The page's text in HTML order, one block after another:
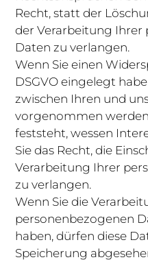
Recht, statt der
der Verarbeitung Ihrer
Daten zu verlangen.
Wenn Sie einen
DSGVO eingelegt
zwischen Ihren und
vorgenommen
feststeht, wessen
Sie das Recht, die
Verarbeitung Ihrer
zu verlangen.
Wenn Sie die
personenbezogenen
haben, dürfen diese
Speicherung